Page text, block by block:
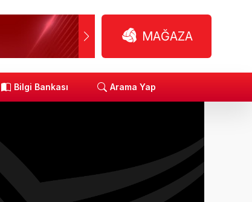
MAĞAZA
Bilgi Bankası Arama Yap